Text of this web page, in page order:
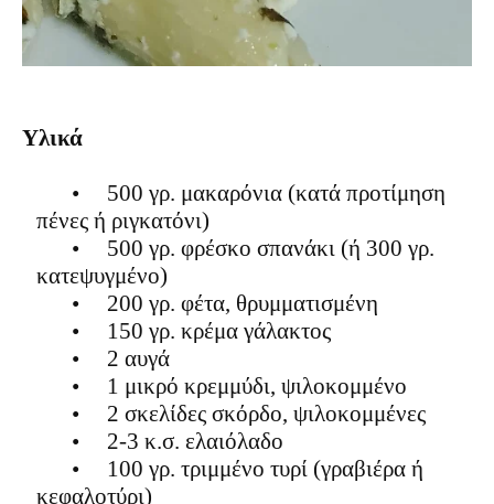
Υλικά
•
500 γρ. μακαρόνια (κατά προτίμηση
πένες ή ριγκατόνι)
•
500 γρ. φρέσκο σπανάκι (ή 300 γρ.
κατεψυγμένο)
•
200 γρ. φέτα, θρυμματισμένη
•
150 γρ. κρέμα γάλακτος
•
2 αυγά
•
1 μικρό κρεμμύδι, ψιλοκομμένο
•
2 σκελίδες σκόρδο, ψιλοκομμένες
•
2-3 κ.σ. ελαιόλαδο
•
100 γρ. τριμμένο τυρί (γραβιέρα ή
κεφαλοτύρι)